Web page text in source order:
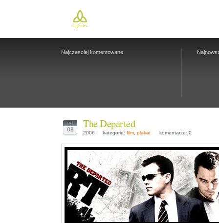
Najczesciej komentowane
oct
08 The Departed
2006 kategorie: film plakat komentarze: 0